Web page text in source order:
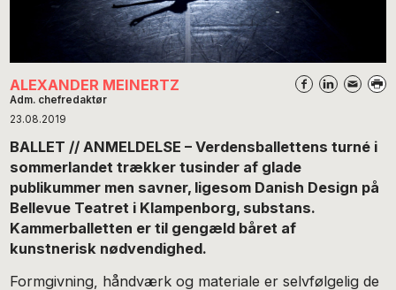
ALEXANDER MEINERTZ
Adm. chefredaktør
23.08.2019
BALLET // ANMELDELSE – Verdensballettens turné i
sommerlandet trækker tusinder af glade
publikummer men savner, ligesom Danish Design på
Bellevue Teatret i Klampenborg, substans.
Kammerballetten er til gengæld båret af
kunstnerisk nødvendighed.
Formgivning, håndværk og materiale er selvfølgelig de